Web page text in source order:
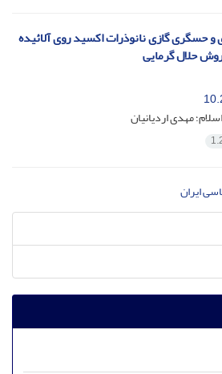
حسگری گازی نانوذرات اکسید روی آلائیده
حلال گرمایی
مهدی اردیانیان